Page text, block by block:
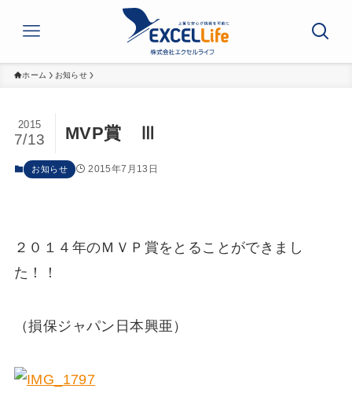
ホーム お知らせ
MVP賞 Ⅲ
2015
7/13
お知らせ 2015年7月13日
２０１４年のＭＶＰ賞をとることができまし
た！！
（損保ジャパン日本興亜）